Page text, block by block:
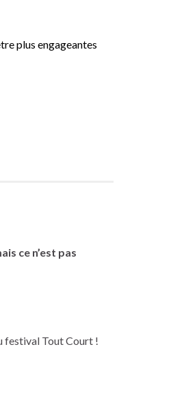
plus engageantes
ce n’est pas
festival Tout Court !